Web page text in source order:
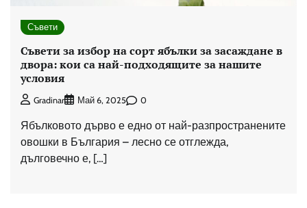
Съвети
Съвети за избор на сорт ябълки за засаждане в
двора: кои са най-подходящите за нашите
условия
Gradinar Май 6, 2025 0
Ябълковото дърво е едно от най-разпространените
овошки в България – лесно се отглежда,
дълговечно е, […]